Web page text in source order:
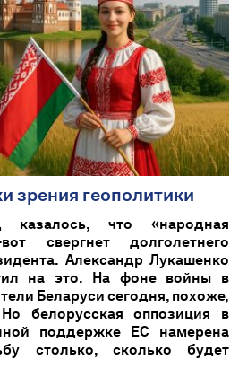
зрения геополитики
что «народная
свергнет долголетнего
Александр Лукашенко
на это. На фоне войны в
Беларуси сегодня, похоже,
белорусская оппозиция в
поддержке ЕС намерена
столько, сколько будет